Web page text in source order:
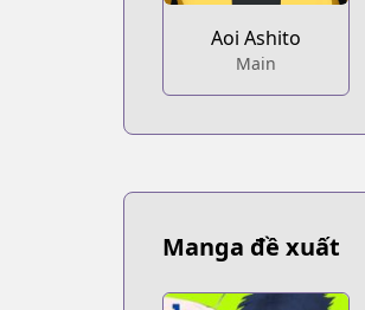
Aoi Ashito
Main
Manga đề xuất